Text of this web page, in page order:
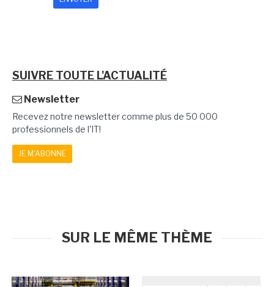
SUIVRE TOUTE L'ACTUALITÉ
Newsletter
Recevez notre newsletter comme plus de 50 000
professionnels de l'IT!
JE M'ABONNE
SUR LE MÊME THÈME